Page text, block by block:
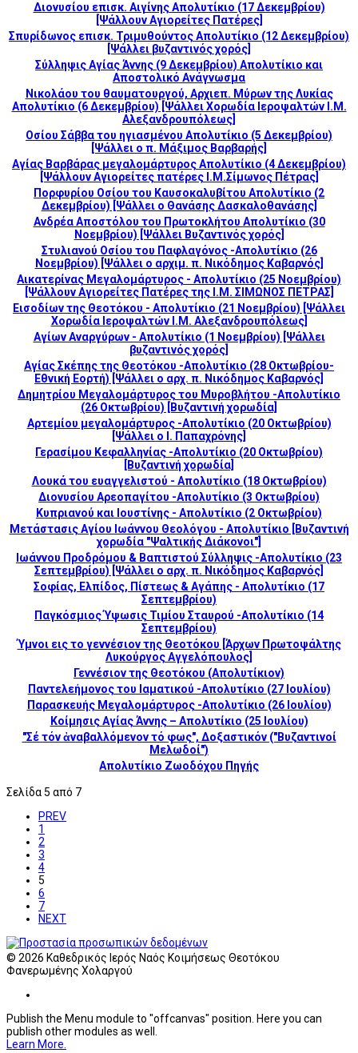
Διονυσίου επισκ. Αιγίνης Απολυτίκιο (17 Δεκεμβρίου)
[Ψάλλουν Αγιορείτες Πατέρες]
Σπυρίδωνος επισκ. Τριμυθούντος Απολυτίκιο (12 Δεκεμβρίου)
[Ψάλλει βυζαντινός χορός]
Σύλληψις Αγίας Άννης (9 Δεκεμβρίου) Απολυτίκιο και
Αποστολικό Ανάγνωσμα
Νικολάου του θαυματουργού, Αρχιεπ. Μύρων της Λυκίας
Απολυτίκιο (6 Δεκεμβρίου) [Ψάλλει Χορωδία Ιεροψαλτών Ι.Μ.
Αλεξανδρουπόλεως]
Οσίου Σάββα του ηγιασμένου Απολυτίκιο (5 Δεκεμβρίου)
[Ψάλλει ο π. Μάξιμος Βαρβαρής]
Αγίας Βαρβάρας μεγαλομάρτυρος Απολυτίκιο (4 Δεκεμβρίου)
[Ψάλλουν Αγιορείτες πατέρες Ι.Μ.Σίμωνος Πέτρας]
Πορφυρίου Οσίου του Καυσοκαλυβίτου Απολυτίκιο (2
Δεκεμβρίου) [Ψάλλει ο Θανάσης Δασκαλοθανάσης]
Ανδρέα Αποστόλου του Πρωτοκλήτου Απολυτίκιο (30
Νοεμβρίου) [Ψάλλει Βυζαντινός χορός]
Στυλιανού Οσίου του Παφλαγόνος -Απολυτίκιο (26
Νοεμβρίου) [Ψάλλει ο αρχιμ. π. Νικόδημος Καβαρνός]
Αικατερίνας Μεγαλομάρτυρος - Απολυτίκιο (25 Νοεμβρίου)
[Ψάλλουν Αγιορείτες Πατέρες της Ι.Μ. ΣΙΜΩΝΟΣ ΠΕΤΡΑΣ]
Εισοδίων της Θεοτόκου - Απολυτίκιο (21 Νοεμβρίου) [Ψάλλει
Χορωδία Ιεροψαλτών Ι.Μ. Αλεξανδρουπόλεως]
Αγίων Αναργύρων - Απολυτίκιο (1 Νοεμβρίου) [Ψάλλει
βυζαντινός χορός]
Αγίας Σκέπης της Θεοτόκου -Απολυτίκιο (28 Οκτωβρίου-
Εθνική Εορτή) [Ψάλλει ο αρχ. π. Νικόδημος Καβαρνός]
Δημητρίου Μεγαλομάρτυρος του Μυροβλήτου -Απολυτίκιο
(26 Οκτωβρίου) [Βυζαντινή χορωδία]
Αρτεμίου μεγαλομάρτυρος -Απολυτίκιο (20 Οκτωβρίου)
[Ψάλλει ο Ι. Παπαχρόνης]
Γερασίμου Κεφαλληνίας -Απολυτίκιο (20 Οκτωβρίου)
[Βυζαντινή χορωδία]
Λουκά του ευαγγελιστού - Απολυτίκιο (18 Οκτωβρίου)
Διονυσίου Αρεοπαγίτου -Απολυτίκιο (3 Οκτωβρίου)
Κυπριανού και Ιουστίνης - Απολυτίκιο (2 Οκτωβρίου)
Μετάστασις Αγίου Ιωάννου Θεολόγου - Απολυτίκιο [Βυζαντινή
χορωδία "Ψαλτικής Διάκονοι"]
Ιωάννου Προδρόμου & Βαπτιστού Σύλληψις -Απολυτίκιο (23
Σεπτεμβρίου) [Ψάλλει ο αρχ. π. Νικόδημος Καβαρνός]
Σοφίας, Ελπίδος, Πίστεως & Αγάπης - Απολυτίκιο (17
Σεπτεμβρίου)
Παγκόσμιος Ύψωσις Τιμίου Σταυρού -Απολυτίκιο (14
Σεπτεμβρίου)
Ύμνοι εις το γεννέσιον της Θεοτόκου [Άρχων Πρωτοψάλτης
Λυκούργος Αγγελόπουλος]
Γεννέσιον της Θεοτόκου (Απολυτίκιον)
Παντελεήμονος του Ιαματικού -Απολυτίκιο (27 Ιουλίου)
Παρασκευής Μεγαλομάρτυρος -Απολυτίκιο (26 Ιουλίου)
Κοίμησις Αγίας Άννης – Απολυτίκιο (25 Ιουλίου)
"Σέ τόν ἀναβαλλόμενον τό φως", Δοξαστικόν ("Βυζαντινοί
Μελωδοί")
Απολυτίκιο Ζωοδόχου Πηγής
Σελίδα 5 από 7
PREV
1
2
3
4
5
6
7
NEXT
© 2026 Καθεδρικός Ιερός Ναός Κοιμήσεως Θεοτόκου
Φανερωμένης Χολαργού
Publish the Menu module to "offcanvas" position. Here you can
publish other modules as well.
Learn More.